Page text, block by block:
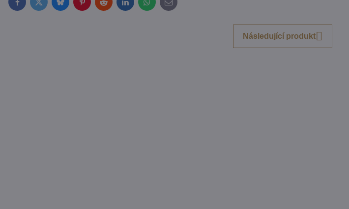
FacebookTwitterBlueskyPinterestRedditLinkedInWhatsApp
E-
mail
Následující produkt